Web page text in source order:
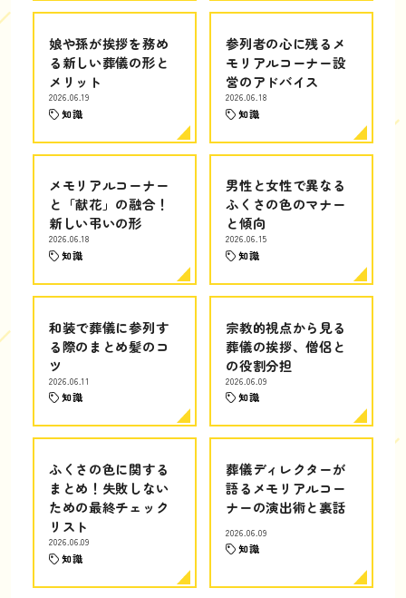
娘や孫が挨拶を務め
る新しい葬儀の形と
メリット
2026.06.19
知識
参列者の心に残るメ
モリアルコーナー設
営のアドバイス
2026.06.18
知識
メモリアルコーナー
と「献花」の融合！
新しい弔いの形
2026.06.18
知識
男性と女性で異なる
ふくさの色のマナー
と傾向
2026.06.15
知識
和装で葬儀に参列す
る際のまとめ髪のコ
ツ
2026.06.11
知識
宗教的視点から見る
葬儀の挨拶、僧侶と
の役割分担
2026.06.09
知識
ふくさの色に関する
まとめ！失敗しない
ための最終チェック
リスト
2026.06.09
知識
葬儀ディレクターが
語るメモリアルコー
ナーの演出術と裏話
2026.06.09
知識